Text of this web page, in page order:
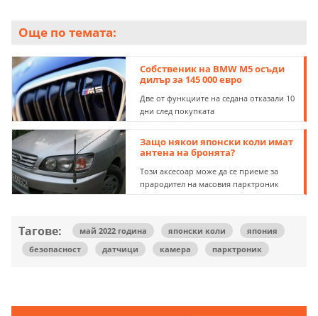
Още по темата:
Собственик на BMW M5 осъди
дилър за 145 000 евро
Две от функциите на седана отказали 10
дни след покупката
Защо някои японски коли имат
антена на бронята?
Този аксесоар може да се приеме за
прародител на масовия парктроник
Тагове: май 2022 година японски коли
япония
безопасност
датчици камера парктроник